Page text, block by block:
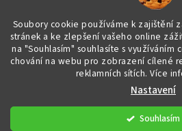
Soubory cookie používáme k zajištění
stránek a ke zlepšení vašeho online
na "Souhlasím" souhlasíte s využíváním
chování na webu pro zobrazení cílené
reklamních sítích. Více
Nastavení
Souhlasím
Vytvořil
nastavení